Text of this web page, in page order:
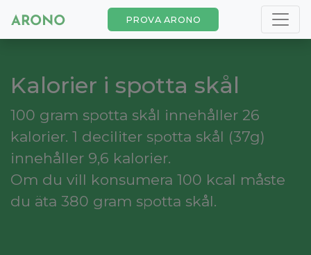
PROVA ARONO
Kalorier i spotta skål
100 gram spotta skål innehåller 26
kalorier. 1 deciliter spotta skål (37g)
innehåller 9,6 kalorier.
Om du vill konsumera 100 kcal måste
du äta 380 gram spotta skål.